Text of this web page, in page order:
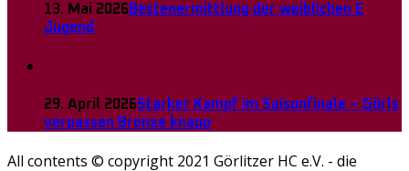
13. Mai 2026Bestenermittlung der weiblichen E
Jugend
29. April 2026Starker Kampf im Saisonfinale – Görls
verpassen Bronze knapp
All contents © copyright 2021 Görlitzer HC e.V. - die